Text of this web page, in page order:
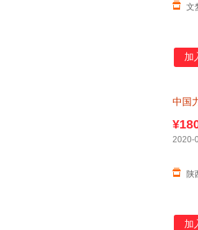
文
加
中国
陕
2020-
加